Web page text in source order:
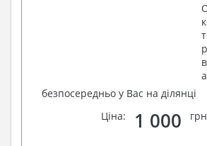
безпосередньо у Вас на ділянці
Ціна:
1 000